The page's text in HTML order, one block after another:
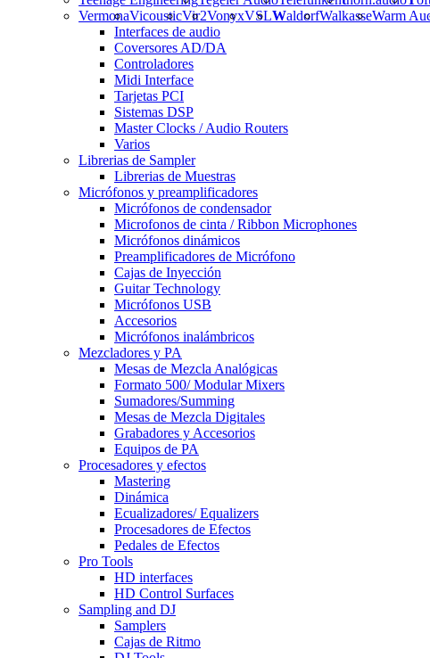
VermonaVicousticVir2VonyxVSLWaldorfWalkasseWarm
Interfaces de audio
Coversores AD/DA
Controladores
Midi Interface
Tarjetas PCI
Sistemas DSP
Master Clocks / Audio Routers
Varios
Librerias de Sampler
Librerias de Muestras
Micrófonos y preamplificadores
Micrófonos de condensador
Microfonos de cinta / Ribbon Microphones
Micrófonos dinámicos
Preamplificadores de Micrófono
Cajas de Inyección
Guitar Technology
Micrófonos USB
Accesorios
Micrófonos inalámbricos
Mezcladores y PA
Mesas de Mezcla Analógicas
Formato 500/ Modular Mixers
Sumadores/Summing
Mesas de Mezcla Digitales
Grabadores y Accesorios
Equipos de PA
Procesadores y efectos
Mastering
Dinámica
Ecualizadores/ Equalizers
Procesadores de Efectos
Pedales de Efectos
Pro Tools
HD interfaces
HD Control Surfaces
Sampling and DJ
Samplers
Cajas de Ritmo